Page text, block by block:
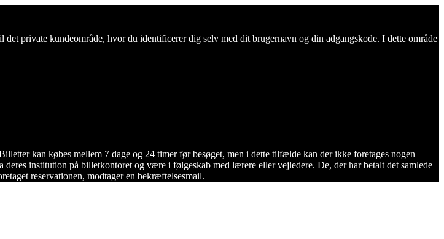
private kundeområde, hvor du identificerer dig selv med dit brugernavn og din adgangskode. I dette område
kan købes mellem 7 dage og 24 timer før besøget, men i dette tilfælde kan der ikke foretages nogen
deres institution på billetkontoret og være i følgeskab med lærere eller vejledere. De, der har betalt det samlede
reservationen, modtager en bekræftelsesmail.